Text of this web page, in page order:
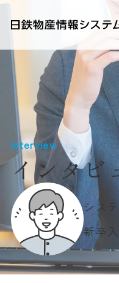
Interview
インタビ
シス
新卒